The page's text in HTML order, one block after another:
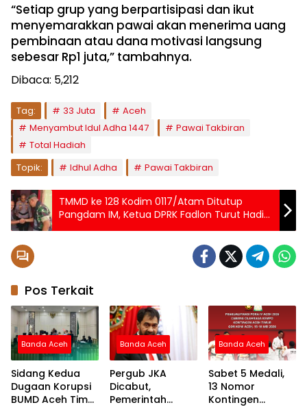
“Setiap grup yang berpartisipasi dan ikut
menyemarakkan pawai akan menerima uang
pembinaan atau dana motivasi langsung
sebesar Rp1 juta,” tambahnya.
Dibaca: 5,212
Tag: 33 Juta
Aceh
Menyambut Idul Adha 1447
Pawai Takbiran
Total Hadiah
Topik:
Idhul Adha Pawai Takbiran
TMMD ke 128 Kodim 0117/Atam Ditutup
Pangdam IM, Ketua DPRK Fadlon Turut Hadir
dan Sampaikan Ini
Pos Terkait
Banda Aceh
Sidang Kedua
Dugaan Korupsi
BUMD Aceh Timur
Banda Aceh
Pergub JKA
Dicabut,
Pemerintah
Banda Aceh
Sabet 5 Medali,
13 Nomor
Kontingen